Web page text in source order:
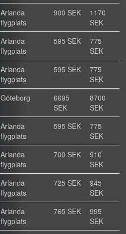
Arlanda
flygplats
900 SEK
1170
SEK
Arlanda
flygplats
595 SEK
775
SEK
Arlanda
flygplats
595 SEK
775
SEK
Göteborg
6695
SEK
8700
SEK
Arlanda
flygplats
595 SEK
775
SEK
Arlanda
flygplats
700 SEK
910
SEK
Arlanda
flygplats
725 SEK
945
SEK
Arlanda
flygplats
765 SEK
995
SEK